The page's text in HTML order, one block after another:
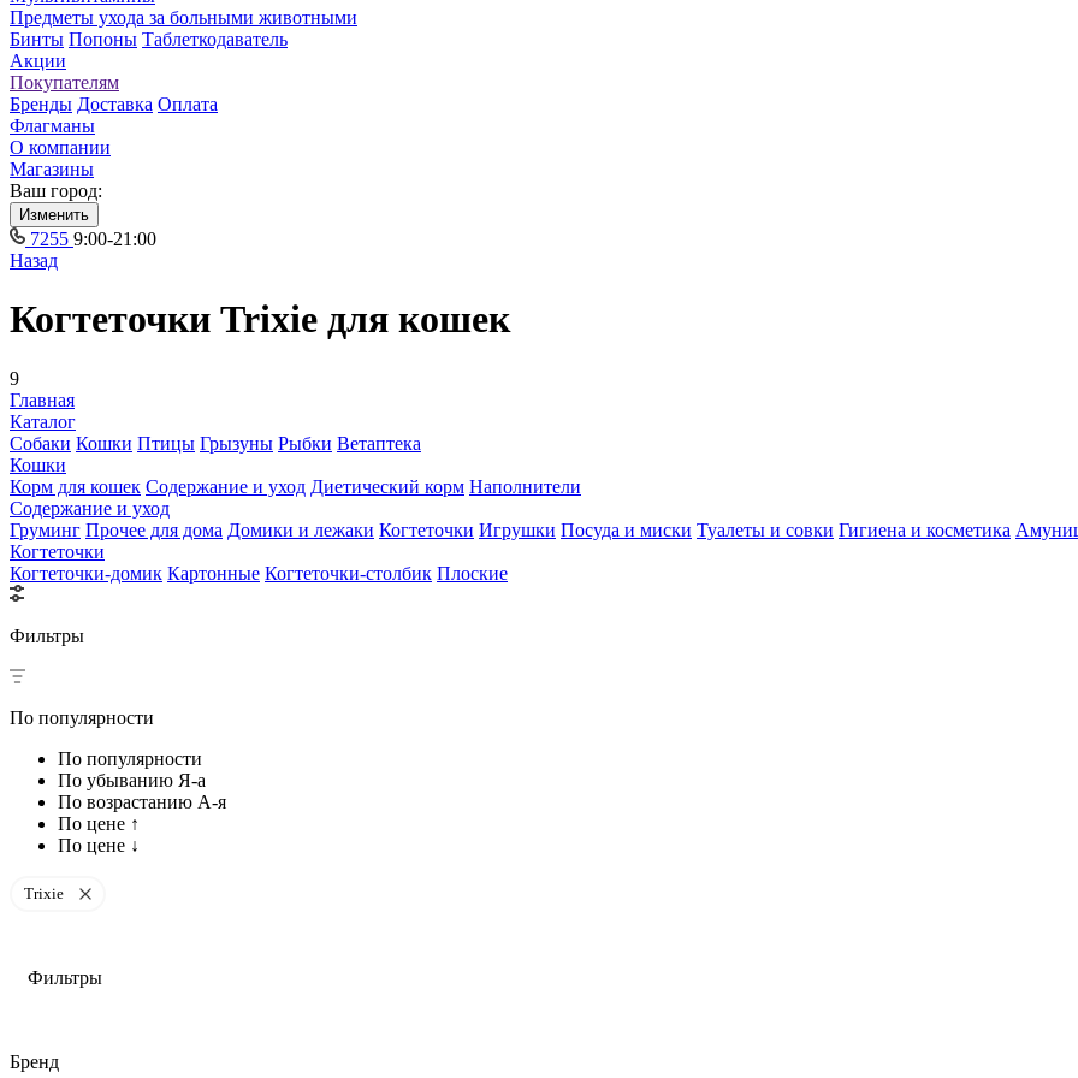
Предметы ухода за больными животными
Бинты Попоны Таблеткодаватель
Акции
Покупателям
Бренды Доставка Оплата
Флагманы
О компании
Магазины
Ваш город:
Изменить
7255 9:00-21:00
Назад
Когтеточки Trixie для кошек
9
Главная
Каталог
Собаки Кошки Птицы Грызуны Рыбки Ветаптека
Кошки
Корм для кошек Содержание и уход Диетический корм Наполнители
Содержание и уход
Груминг Прочее для дома Домики и лежаки Когтеточки Игрушки Посуда и миски Туалеты и совки Гигиена и косметика
Когтеточки
Когтеточки-домик Картонные Когтеточки-столбик Плоские
Фильтры
По популярности
По популярности
По убыванию Я-а
По возрастанию А-я
По цене ↑
По цене ↓
Trixie
Фильтры
Бренд